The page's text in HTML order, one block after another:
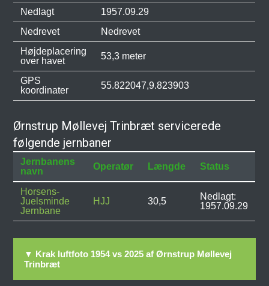
Nedlagt
1957.09.29
Nedrevet
Nedrevet
Højdeplacering
over havet
53,3 meter
GPS
koordinater
55.822047,9.823903
Ørnstrup Møllevej Trinbræt servicerede
følgende jernbaner
Jernbanens
navn
Operatør Længde Status
Horsens-
Juelsminde
Jernbane
HJJ 30,5
Nedlagt:
1957.09.29
▼ Krak luftfoto 1954 vs 2025 af Ørnstrup Møllevej
Trinbræt